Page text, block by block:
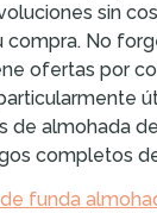
sin
compra. No
ofertas por
de almohada
completos
funda